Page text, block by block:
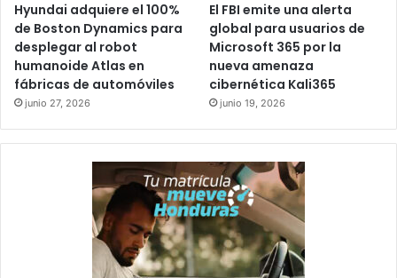
Hyundai adquiere el 100%
de Boston Dynamics para
desplegar al robot
humanoide Atlas en
fábricas de automóviles
junio 27, 2026
El FBI emite una alerta
global para usuarios de
Microsoft 365 por la
nueva amenaza
cibernética Kali365
junio 19, 2026